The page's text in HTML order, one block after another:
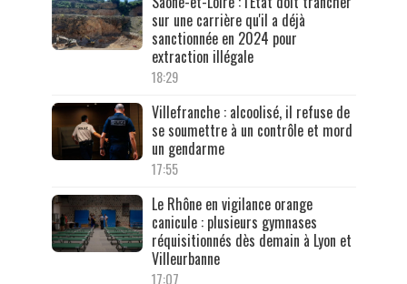
sur une carrière qu'il a déjà
sanctionnée en 2024 pour
extraction illégale
18:29
Villefranche : alcoolisé, il refuse de
se soumettre à un contrôle et mord
un gendarme
17:55
Le Rhône en vigilance orange
canicule : plusieurs gymnases
réquisitionnés dès demain à Lyon et
Villeurbanne
17:07